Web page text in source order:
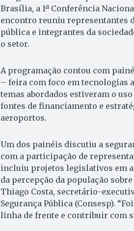
Brasília, a 1ª Conferência
encontro reuniu representantes
pública e integrantes da
o setor.
A programação contou com
– feira com foco em tecnologias
temas abordados estiveram o
fontes de financiamento e
aeroportos.
Um dos painéis discutiu a
com a participação de
incluiu projetos legislativos em
da percepção da população
Thiago Costa, secretário-
Segurança Pública (Consesp).
linha de frente e contribuir com